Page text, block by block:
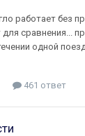
работает без
сравнения...
одной
461 ответ